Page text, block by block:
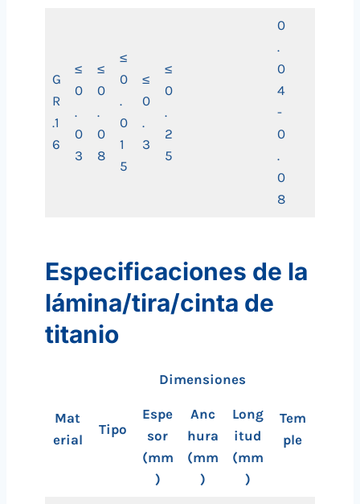
G
R
.1
6
≤
0
.
0
3
≤
0
.
0
8
≤
0
.
0
1
5
≤
0
.
3
≤
0
.
2
5
0
.
0
4
-
0
.
0
8
Especificaciones de la
lámina/tira/cinta de
titanio
Mat
erial
Tipo
Dimensiones
Tem
ple
Espe
sor
(mm
)
Anc
hura
(mm
)
Long
itud
(mm
)